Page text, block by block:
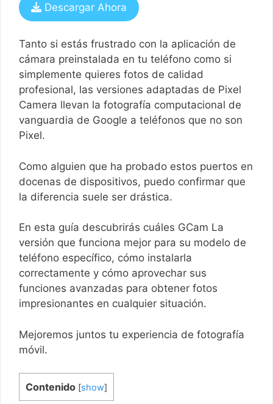
Descargar Ahora
Tanto si estás frustrado con la aplicación de
cámara preinstalada en tu teléfono como si
simplemente quieres fotos de calidad
profesional, las versiones adaptadas de Pixel
Camera llevan la fotografía computacional de
vanguardia de Google a teléfonos que no son
Pixel.
Como alguien que ha probado estos puertos en
docenas de dispositivos, puedo confirmar que
la diferencia suele ser drástica.
En esta guía descubrirás cuáles GCam La
versión que funciona mejor para su modelo de
teléfono específico, cómo instalarla
correctamente y cómo aprovechar sus
funciones avanzadas para obtener fotos
impresionantes en cualquier situación.
Mejoremos juntos tu experiencia de fotografía
móvil.
Contenido [show]